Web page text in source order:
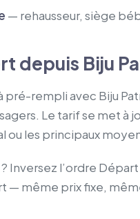
— rehausseur, siège
depuis Biju
pré-rempli avec Biju
Le tarif se met à
ou les principaux
? Inversez l’ordre
— même prix fixe,